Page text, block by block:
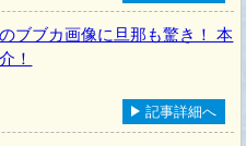
ブブカ画像に旦那も驚き！ 本
！
記事詳細へ